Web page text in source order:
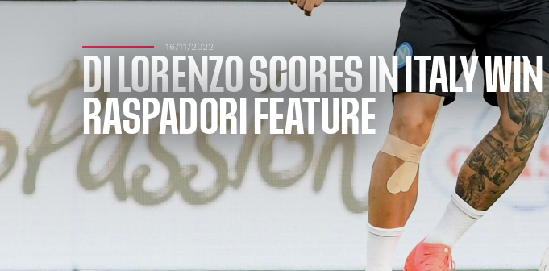
16/11/2022
DI LORENZO SCORES IN ITALY
RASPADORI FEATURE